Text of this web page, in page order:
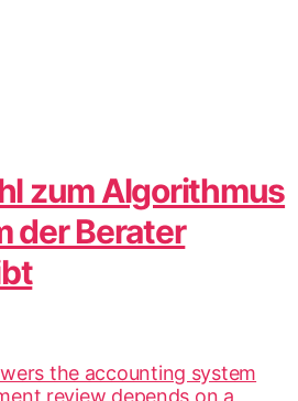
zum Algorithmus
der Berater